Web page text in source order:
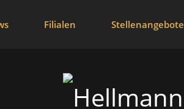
Filialen Stellenangebote